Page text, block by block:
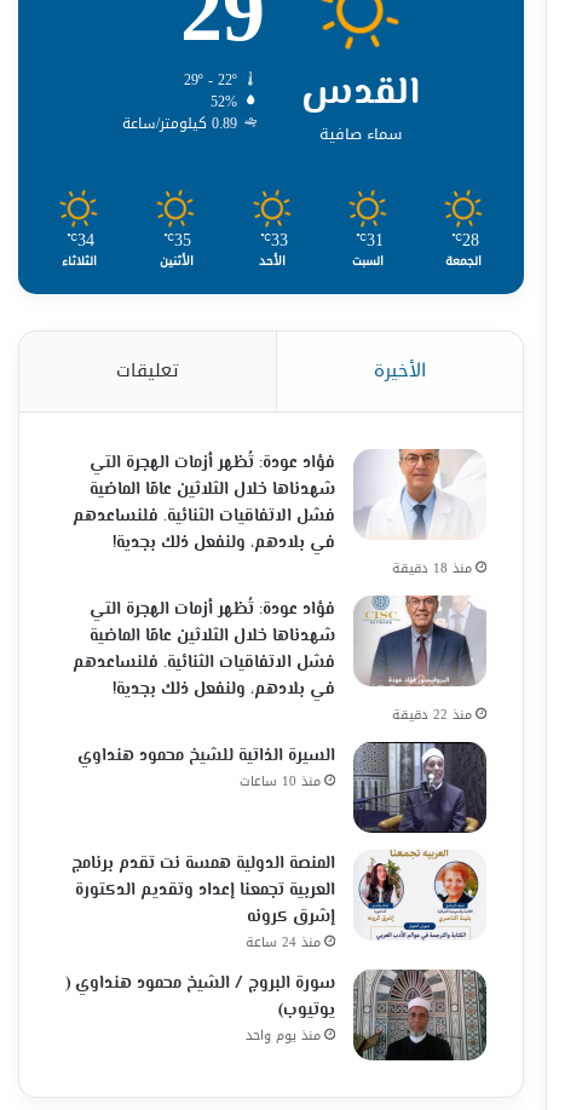
القدس
سماء صافية
29º - 22º
52%
0.89 كيلومتر/ساعة
28
℃
الجمعة
31
℃
السبت
33
℃
الأحد
35
℃
الأثنين
34
℃
الثلاثاء
الأخيرة تعليقات
فؤاد عودة: تُظهر أزمات الهجرة التي
شهدناها خلال الثلاثين عامًا الماضية
فشل الاتفاقيات الثنائية. فلنساعدهم
في بلادهم، ولنفعل ذلك بجدية!
منذ 18 دقيقة
فؤاد عودة: تُظهر أزمات الهجرة التي
شهدناها خلال الثلاثين عامًا الماضية
فشل الاتفاقيات الثنائية. فلنساعدهم
في بلادهم، ولنفعل ذلك بجدية!
منذ 22 دقيقة
السيرة الذاتية للشيخ محمود هنداوي
منذ 10 ساعات
المنصة الدولية همسة نت تقدم برنامج
العربية تجمعنا إعداد وتقديم الدكتورة
إشرق كرونه
منذ 24 ساعة
سورة البروج / الشيخ محمود هنداوي (
يوتيوب)
منذ يوم واحد